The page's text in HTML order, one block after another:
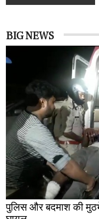
BIG NEWS
पुलिस और बदमाश की